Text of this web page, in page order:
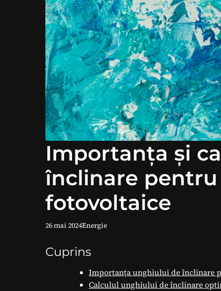
Importanța și
înclinare
fotovoltaice
26 mai 2024Energie
Cuprins
Importanța unghiului de înclinare
Calculul unghiului de înclinare